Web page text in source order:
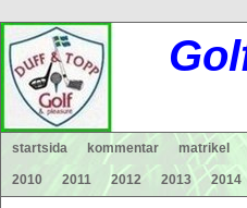
Gol
startsida kommentar matrikel
2010 2011 2012 2013 2014